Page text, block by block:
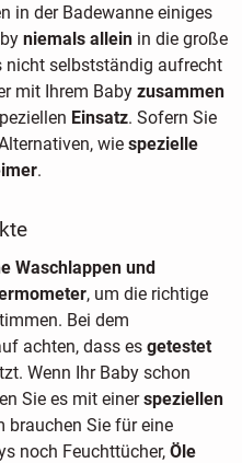
in der Badewanne einiges
niemals alleinin die große
nicht selbstständig aufrecht
mit Ihrem Baby zusammen
Einsatz. Sofern Sie
wie spezielle
.
Waschlappen und
, um die richtige
Bei dem
achten, dass es getestet
Wenn Ihr Baby schon
Sie es mit einerspeziellen
brauchen Sie für eine
noch Feuchttücher, Öle